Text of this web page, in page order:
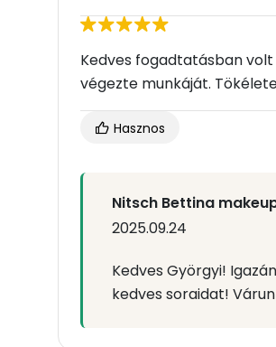
Kedves fogadtatásban
végezte munkáját.
Hasznos
Nitsch Bettina
2025.09.24
Kedves Györgyi!
kedves soraidat!